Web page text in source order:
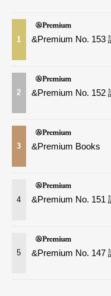
1 &Premium No. 153
2 &Premium No. 152
3 &Premium Books
4 &Premium No. 151
5 &Premium No. 147